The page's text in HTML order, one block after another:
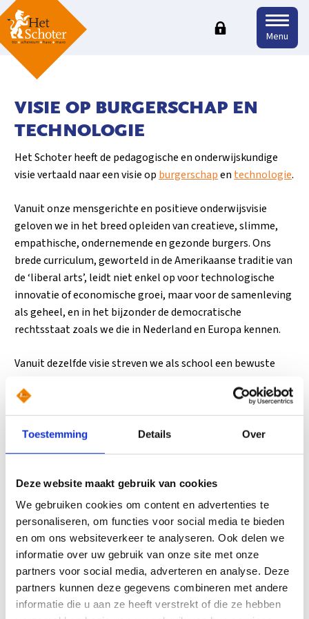
Toestemming Details Over
Deze website maakt gebruik van cookies
We gebruiken cookies om content en advertenties te
personaliseren, om functies voor social media te bieden
en om ons websiteverkeer te analyseren. Ook delen we
informatie over uw gebruik van onze site met onze
partners voor social media, adverteren en analyse. Deze
partners kunnen deze gegevens combineren met andere
informatie die u aan ze heeft verstrekt of die ze hebben
Menu
VISIE OP BURGERSCHAP EN
TECHNOLOGIE
Het Schoter heeft de pedagogische en onderwijskundige
visie vertaald naar een visie op burgerschapen technologie.
Vanuit onze mensgerichte en positieve onderwijsvisie
geloven we in het breed opleiden van creatieve, slimme,
empathische, ondernemende en gezonde burgers. Ons
brede curriculum, geworteld in de Amerikaanse traditie van
de ‘liberal arts’, leidt niet enkel op voor technologische
innovatie of economische groei, maar voor de samenleving
als geheel, en in het bijzonder de democratische
rechtsstaat zoals we die in Nederland en Europa kennen.
Vanuit dezelfde visie streven we als school een bewuste
bewust wat we willen gebruiken, en wat we buiten de deur
willen houden. Zo is Het Schoter een volledig
smartphonevrije school, en hebben we sterk en kritisch
programma rond mediawijsheid. Tegelijkertijd
we leerlingen op een goede manier leren omgaan met
sociale media en AI.